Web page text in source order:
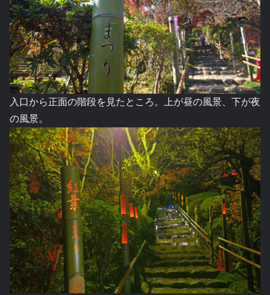
入口から正面の階段を見たところ。上が昼の風景、下が夜
の風景。